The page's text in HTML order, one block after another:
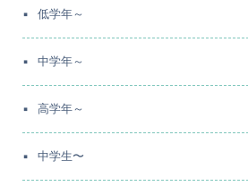
低学年～
中学年～
高学年～
中学生〜